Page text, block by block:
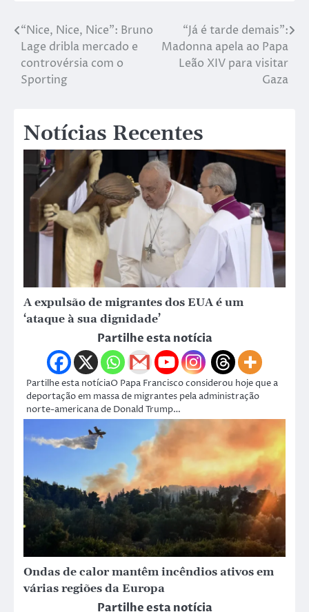
“Nice, Nice, Nice”: Bruno
Lage dribla mercado e
controvérsia com o
Sporting
“Já é tarde demais”:
Madonna apela ao Papa
Leão XIV para visitar
Gaza
Notícias Recentes
A expulsão de migrantes dos EUA é um
‘ataque à sua dignidade’
Partilhe esta notícia
Partilhe esta notíciaO Papa Francisco considerou hoje que a
deportação em massa de migrantes pela administração
norte-americana de Donald Trump…
Ondas de calor mantêm incêndios ativos em
várias regiões da Europa
Partilhe esta notícia